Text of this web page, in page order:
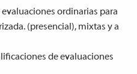
ordinarias para
(presencial), mixtas y a
de evaluaciones